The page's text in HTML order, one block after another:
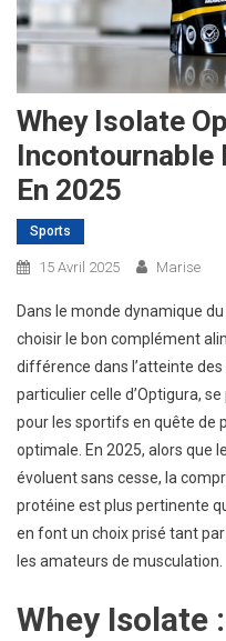
Whey Isolate
En 2025
Sports
15 Avril 2025 Marise
Dans le monde dynamique
choisir le bon complément
différence dans l’atteinte
particulier celle d’Optigura,
pour les sportifs en quête de
optimale. En 2025, alors que
évoluent sans cesse, la
protéine est plus pertinente
en font un choix prisé tant
les amateurs de musculation.
Whey Isolate